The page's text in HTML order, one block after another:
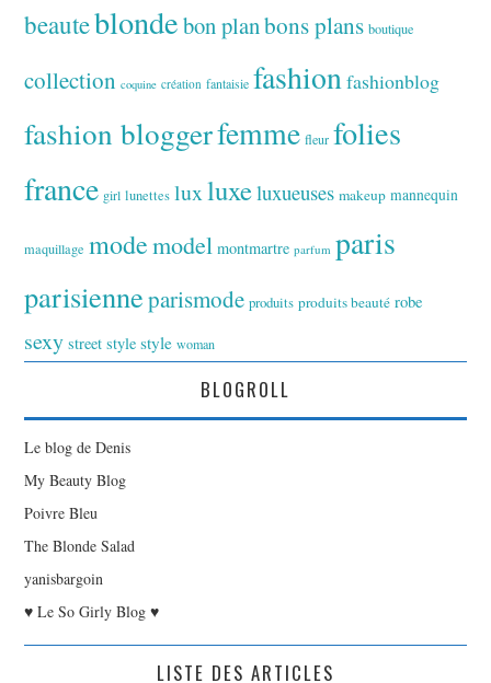
beauteblondebon planbons plans boutique
collection coquine création fantaisie fashionfashionblog
fashion bloggerfemme fleur folies
france girl lunettes luxluxeluxueuses makeup mannequin
maquillage modemodel montmartre parfum paris
parisienneparismode produits produits beauté robe
sexy street style style woman
BLOGROLL
Le blog de Denis
My Beauty Blog
Poivre Bleu
The Blonde Salad
yanisbargoin
♥ Le So Girly Blog ♥
LISTE DES ARTICLES